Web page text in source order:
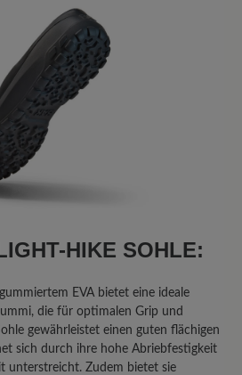
HIKE SOHLE:
EVA bietet eine ideale
die für optimalen Grip und
gewährleistet einen guten flächigen
sich durch ihre hohe Abriebfestigkeit
unterstreicht. Zudem bietet sie